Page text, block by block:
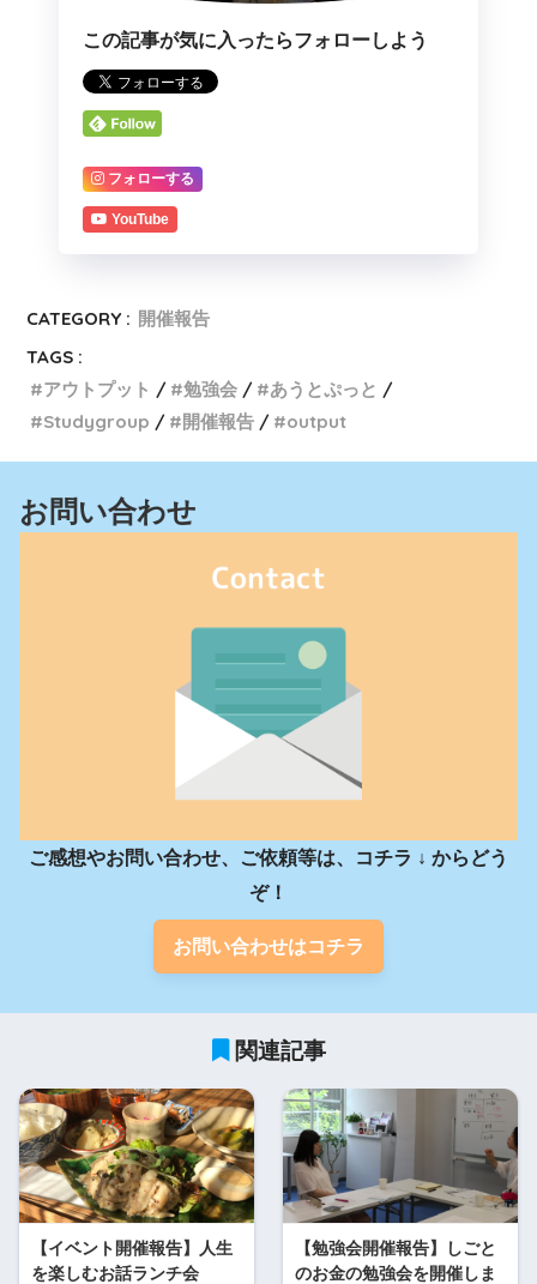
この記事が気に入ったらフォローしよう
フォローする
YouTube
CATEGORY : 開催報告
TAGS :
アウトプット
勉強会
あうとぷっと
Studygroup
開催報告 output
お問い合わせ
ご感想やお問い合わせ、ご依頼等は、コチラ ↓ からどう
ぞ！
お問い合わせはコチラ
関連記事
【イベント開催報告】人生
を楽しむお話ランチ会
【勉強会開催報告】しごと
のお金の勉強会を開催しま